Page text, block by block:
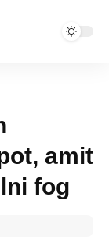
amit
fog